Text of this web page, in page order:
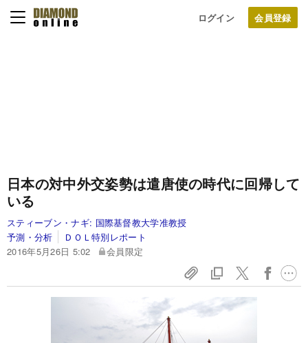
ログイン
日本の対中外交姿勢は遣唐使の時代に回帰して
いる
スティーブン・ナギ: 国際基督教大学准教授
予測・分析
ＤＯＬ特別レポート
2016年5月26日 5:02
会員限定